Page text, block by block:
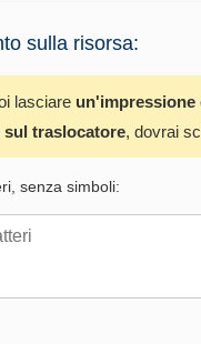
sulla risorsa:
lasciare un'impressione
sul traslocatore, dovrai
senza simboli: